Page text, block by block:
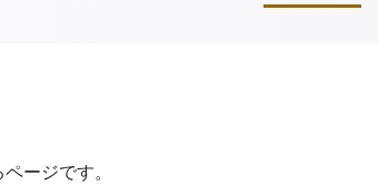
ージです。